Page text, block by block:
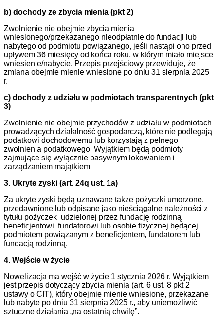
b) dochody ze zbycia mienia (pkt 2)
Zwolnienie nie obejmie zbycia mienia
wniesionego/przekazanego nieodpłatnie do fundacji lub
nabytego od podmiotu powiązanego, jeśli nastąpi ono przed
upływem 36 miesięcy od końca roku, w którym miało miejsce
wniesienie/nabycie. Przepis przejściowy przewiduje, że
zmiana obejmie mienie wniesione po dniu 31 sierpnia 2025
r.
c) dochody z udziału w podmiotach transparentnych (pkt
3)
Zwolnienie nie obejmie przychodów z udziału w podmiotach
prowadzących działalność gospodarczą, które nie podlegają
podatkowi dochodowemu lub korzystają z pełnego
zwolnienia podatkowego. Wyjątkiem będą podmioty
zajmujące się wyłącznie pasywnym lokowaniem i
zarządzaniem majątkiem.
3. Ukryte zyski (art. 24q ust. 1a)
Za ukryte zyski będą uznawane także pożyczki umorzone,
przedawnione lub odpisane jako nieściągalne należności z
tytułu pożyczek udzielonej przez fundację rodzinną
beneficjentowi, fundatorowi lub osobie fizycznej będącej
podmiotem powiązanym z beneficjentem, fundatorem lub
fundacją rodzinną.
4. Wejście w życie
Nowelizacja ma wejść w życie 1 stycznia 2026 r. Wyjątkiem
jest przepis dotyczący zbycia mienia (art. 6 ust. 8 pkt 2
ustawy o CIT), który obejmie mienie wniesione, przekazane
lub nabyte po dniu 31 sierpnia 2025 r., aby uniemożliwić
sztuczne działania „na ostatnią chwilę”.